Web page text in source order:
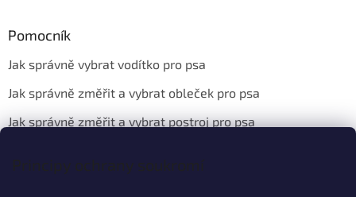
Principy ochrany soukromí
Pomocník
Jak správně vybrat vodítko pro psa
Jak správně změřit a vybrat obleček pro psa
Jak správně změřit a vybrat postroj pro psa